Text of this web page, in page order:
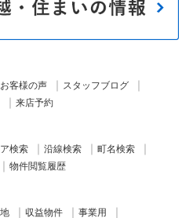
お客様の声
スタッフブログ
来店予約
検索 沿線検索
町名検索
物件閲覧履歴
収益物件
事業用